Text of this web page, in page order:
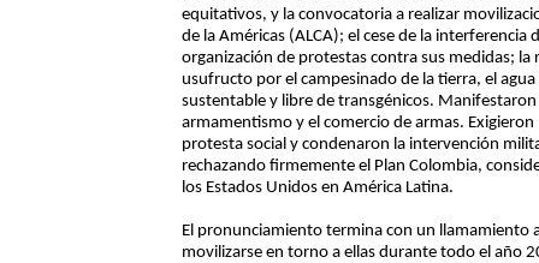
equitativos, y la convocatoria a realizar
de la Américas (ALCA); el cese de la
organización de protestas contra sus medidas;
usufructo por el campesinado de la tierra, el
sustentable y libre de transgénicos.
armamentismo y el comercio de armas.
protesta social y condenaron la intervención
rechazando firmemente el Plan Colombia,
los Estados Unidos en América Latina.
El pronunciamiento termina con un llamamiento
movilizarse en torno a ellas durante todo el año